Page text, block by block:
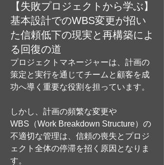
【失敗プロジェクトから学ぶ】
基本設計でのWBS変更が招い
た信頼低下の現実と再構築によ
る回復の道
プロジェクトマネージャーは、計画の
策定と実行を通じてチームと顧客を成
功へ導く重要な役割を担っています。
しかし、計画の頻繁な変更や
WBS（Work Breakdown Structure）の
不適切な管理は、信頼の喪失とプロジ
ェクト全体の停滞を招く原因となりま
す。